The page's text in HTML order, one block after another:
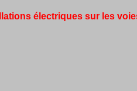
électriques sur les